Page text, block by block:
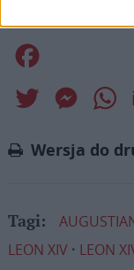
Twitter
Wersja do
Tagi:
LEON XIV
LEON